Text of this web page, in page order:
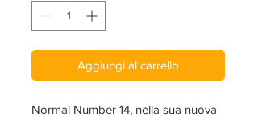
Aggiungi al carrello
Normal Number 14, nella sua nuova